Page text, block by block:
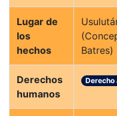
Lugar de
los
hechos
Batres)
Derechos
humanos
Derecho